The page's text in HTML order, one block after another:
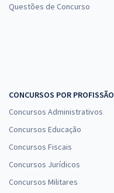
Questões de Concurso
CONCURSOS POR PROFISSÃO
Concursos Administrativos
Concursos Educação
Concursos Fiscais
Concursos Jurídicos
Concursos Militares